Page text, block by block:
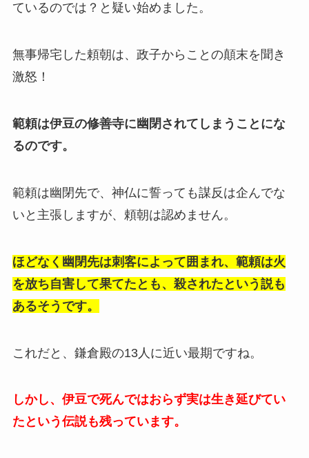
ているのでは？と疑い始めました。
無事帰宅した頼朝は、政子からことの顛末を聞き
激怒！
範頼は伊豆の修善寺に幽閉されてしまうことにな
るのです。
範頼は幽閉先で、神仏に誓っても謀反は企んでな
いと主張しますが、頼朝は認めません。
ほどなく幽閉先は刺客によって囲まれ、範頼は火
を放ち自害して果てたとも、殺されたという説も
あるそうです。
これだと、鎌倉殿の13人に近い最期ですね。
しかし、伊豆で死んではおらず実は生き延びてい
たという伝説も残っています。